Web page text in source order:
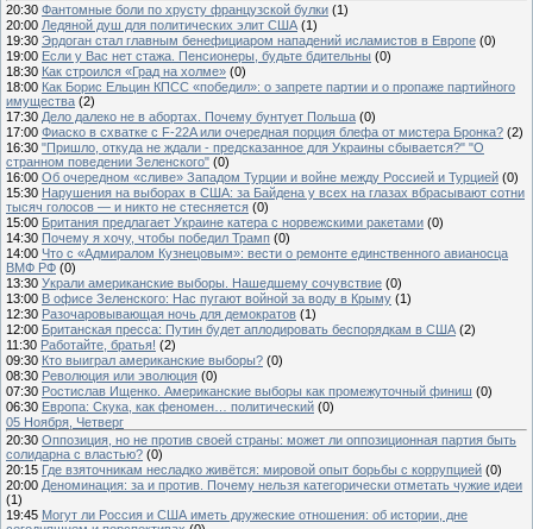
20:30 Фантомные боли по хрусту французской булки (1)
20:00 Ледяной душ для политических элит США (1)
19:30 Эрдоган стал главным бенефициаром нападений исламистов в Европе (0)
19:00 Если у Вас нет стажа. Пенсионеры, будьте бдительны (0)
18:30 Как строился «Град на холме» (0)
18:00 Как Борис Ельцин КПСС «победил»: о запрете партии и о пропаже партийного
имущества (2)
17:30 Дело далеко не в абортах. Почему бунтует Польша (0)
17:00 Фиаско в схватке с F-22A или очередная порция блефа от мистера Бронка? (2)
16:30 "Пришло, откуда не ждали - предсказанное для Украины сбывается?" "О
странном поведении Зеленского" (0)
16:00 Об очередном «сливе» Западом Турции и войне между Россией и Турцией (0)
15:30 Нарушения на выборах в США: за Байдена у всех на глазах вбрасывают сотни
тысяч голосов — и никто не стесняется (0)
15:00 Британия предлагает Украине катера с норвежскими ракетами (0)
14:30 Почему я хочу, чтобы победил Трамп (0)
14:00 Что с «Адмиралом Кузнецовым»: вести о ремонте единственного авианосца
ВМФ РФ (0)
13:30 Украли американские выборы. Нашедшему сочувствие (0)
13:00 В офисе Зеленского: Нас пугают войной за воду в Крыму (1)
12:30 Разочаровывающая ночь для демократов (1)
12:00 Британская пресса: Путин будет аплодировать беспорядкам в США (2)
11:30 Работайте, братья! (2)
09:30 Кто выиграл американские выборы? (0)
08:30 Революция или эволюция (0)
07:30 Ростислав Ищенко. Американские выборы как промежуточный финиш (0)
06:30 Европа: Скука, как феномен… политический (0)
05 Ноября, Четверг
20:30 Оппозиция, но не против своей страны: может ли оппозиционная партия быть
солидарна с властью? (0)
20:15 Где взяточникам несладко живётся: мировой опыт борьбы с коррупцией (0)
20:00 Деноминация: за и против. Почему нельзя категорически отметать чужие идеи
(1)
19:45 Могут ли Россия и США иметь дружеские отношения: об истории, дне